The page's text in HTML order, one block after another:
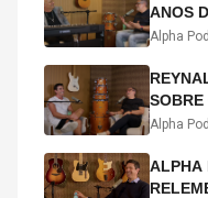
"Bem Querer" e
segue com o […]
ANOS
ÁLBUM
Alpha
SOBRE
Alpha
ALPHA